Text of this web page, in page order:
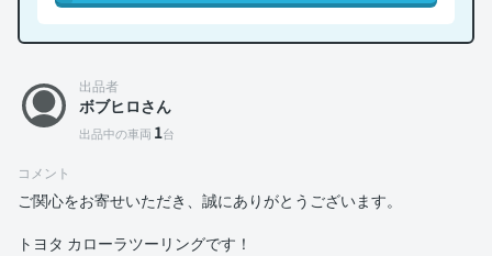
出品者
ボブヒロさん
出品中の車両 1台
コメント
ご関心をお寄せいただき、誠にありがとうございます。
トヨタ カローラツーリングです！